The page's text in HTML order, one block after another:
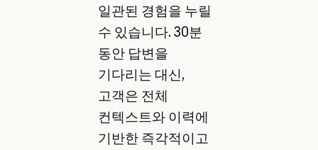
일관된 경험을 누릴
수 있습니다. 30분
동안 답변을
기다리는 대신,
고객은 전체
컨텍스트와 이력에
기반한 즉각적이고